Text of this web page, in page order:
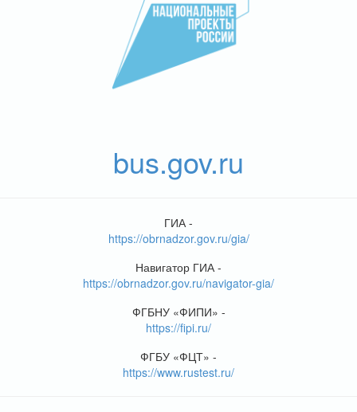
bus.gov.ru
ГИА -
https://obrnadzor.gov.ru/gia/
Навигатор ГИА -
https://obrnadzor.gov.ru/navigator-gia/
ФГБНУ «ФИПИ» -
https://fipi.ru/
ФГБУ «ФЦТ» -
https://www.rustest.ru/